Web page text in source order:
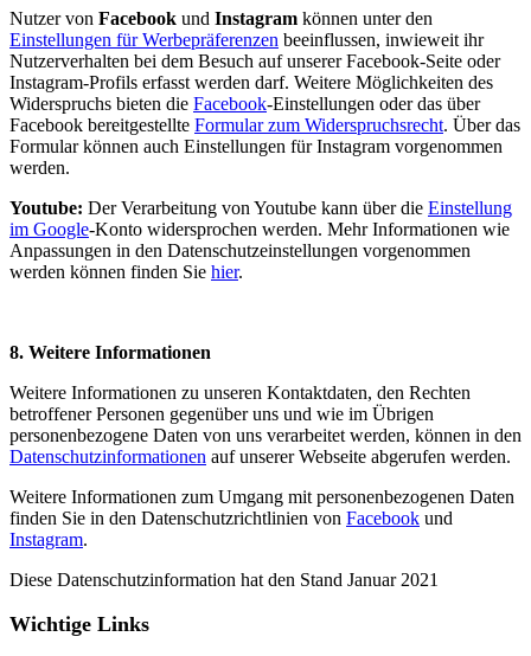
Nutzer von Facebook und Instagram können unter den
Einstellungen für Werbepräferenzen beeinflussen, inwieweit ihr
Nutzerverhalten bei dem Besuch auf unserer Facebook-Seite oder
Instagram-Profils erfasst werden darf. Weitere Möglichkeiten des
Widerspruchs bieten die Facebook-Einstellungen oder das über
Facebook bereitgestellte Formular zum Widerspruchsrecht. Über das
Formular können auch Einstellungen für Instagram vorgenommen
werden.
Youtube: Der Verarbeitung von Youtube kann über die Einstellung
im Google-Konto widersprochen werden. Mehr Informationen wie
Anpassungen in den Datenschutzeinstellungen vorgenommen
werden können finden Sie hier.
8. Weitere Informationen
Weitere Informationen zu unseren Kontaktdaten, den Rechten
betroffener Personen gegenüber uns und wie im Übrigen
personenbezogene Daten von uns verarbeitet werden, können in den
Datenschutzinformationen auf unserer Webseite abgerufen werden.
Weitere Informationen zum Umgang mit personenbezogenen Daten
finden Sie in den Datenschutzrichtlinien von Facebook und
Instagram.
Diese Datenschutzinformation hat den Stand Januar 2021
Wichtige Links